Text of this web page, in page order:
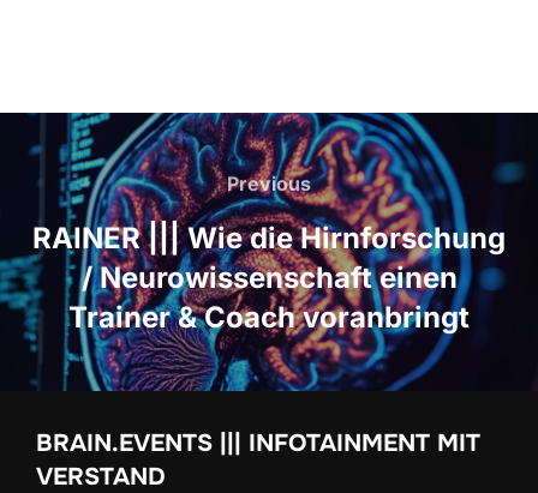
Beitrags-
Navigation
Previous
Previous
RAINER ||| Wie die Hirnforschung
/ Neurowissenschaft einen
Trainer & Coach voranbringt
BRAIN.EVENTS ||| INFOTAINMENT MIT
VERSTAND